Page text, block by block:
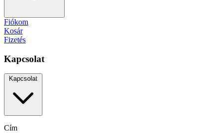
Fiókom
Kosár
Fizetés
Kapcsolat
Kapcsolat
Cím